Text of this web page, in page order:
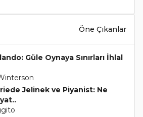
Öne Çıkanlar
Güle Oynaya Sınırları İhlal
Jelinek ve Piyanist: Ne